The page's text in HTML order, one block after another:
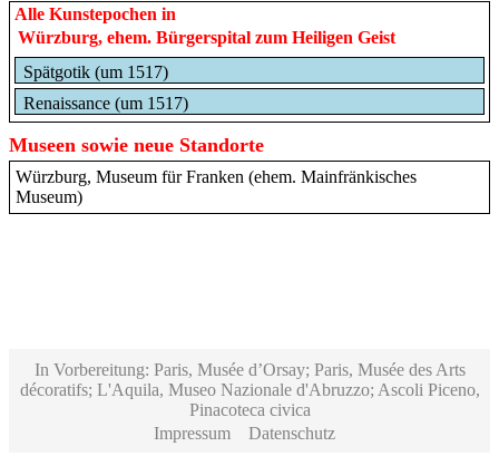
Alle Kunstepochen in
Würzburg, ehem. Bürgerspital zum Heiligen Geist
Spätgotik (um 1517)
Renaissance (um 1517)
Museen sowie neue Standorte
Würzburg, Museum für Franken (ehem. Mainfränkisches
Museum)
In Vorbereitung: Paris, Musée d’Orsay; Paris, Musée des Arts
décoratifs; L'Aquila, Museo Nazionale d'Abruzzo; Ascoli Piceno,
Pinacoteca civica
Impressum
Datenschutz